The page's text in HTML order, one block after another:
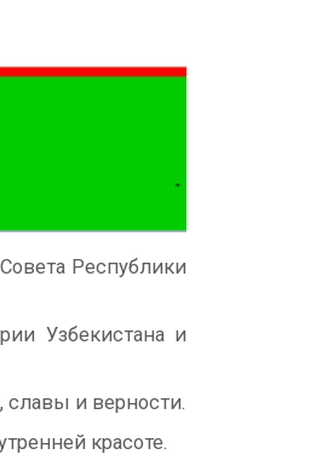
Республики
Узбекистана и
славы и верности.
красоте.